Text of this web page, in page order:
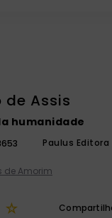
de Assis
humanidade
Paulus
de Amorim
☆